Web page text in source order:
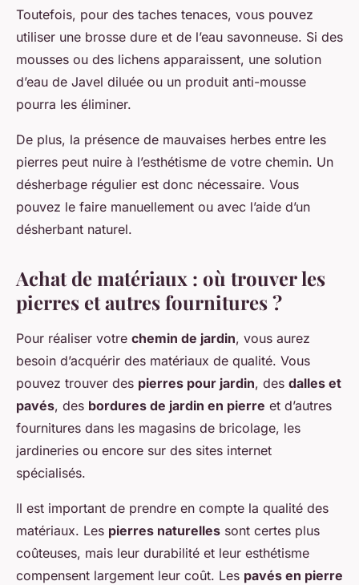
Toutefois, pour des taches tenaces, vous pouvez
utiliser une brosse dure et de l’eau savonneuse. Si des
mousses ou des lichens apparaissent, une solution
d’eau de Javel diluée ou un produit anti-mousse
pourra les éliminer.
De plus, la présence de mauvaises herbes entre les
pierres peut nuire à l’esthétisme de votre chemin. Un
désherbage régulier est donc nécessaire. Vous
pouvez le faire manuellement ou avec l’aide d’un
désherbant naturel.
Achat de matériaux : où trouver les
pierres et autres fournitures ?
Pour réaliser votre chemin de jardin, vous aurez
besoin d’acquérir des matériaux de qualité. Vous
pouvez trouver des pierres pour jardin, des dalles et
pavés, des bordures de jardin en pierre et d’autres
fournitures dans les magasins de bricolage, les
jardineries ou encore sur des sites internet
spécialisés.
Il est important de prendre en compte la qualité des
matériaux. Les pierres naturelles sont certes plus
coûteuses, mais leur durabilité et leur esthétisme
compensent largement leur coût. Les pavés en pierre